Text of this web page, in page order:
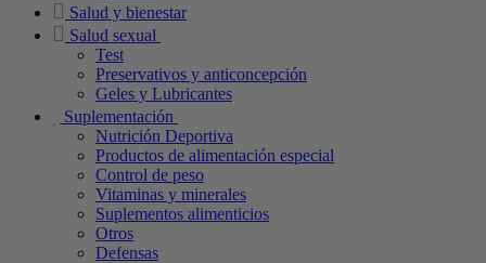
Salud y bienestar
Salud sexual
Test
Preservativos y anticoncepción
Geles y Lubricantes
Suplementación
Nutrición Deportiva
Productos de alimentación especial
Control de peso
Vitaminas y minerales
Suplementos alimenticios
Otros
Defensas